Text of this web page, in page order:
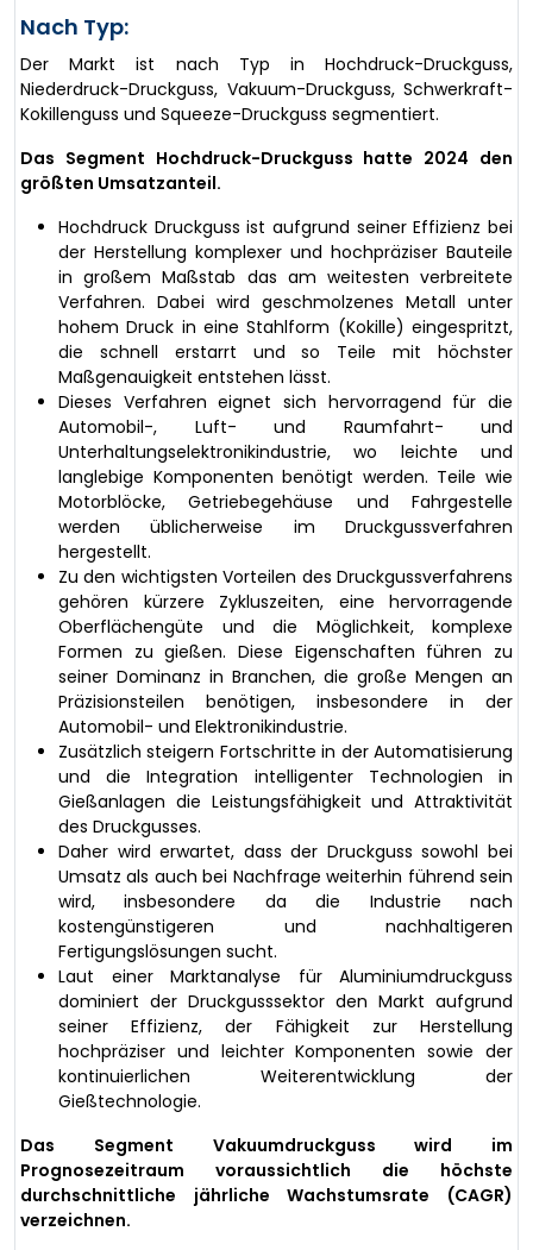
Nach Typ:
Der Markt ist nach Typ in Hochdruck-Druckguss,
Niederdruck-Druckguss, Vakuum-Druckguss, Schwerkraft-
Kokillenguss und Squeeze-Druckguss segmentiert.
Das Segment Hochdruck-Druckguss hatte 2024 den
größten Umsatzanteil.
Hochdruck Druckguss ist aufgrund seiner Effizienz bei
der Herstellung komplexer und hochpräziser Bauteile
in großem Maßstab das am weitesten verbreitete
Verfahren. Dabei wird geschmolzenes Metall unter
hohem Druck in eine Stahlform (Kokille) eingespritzt,
die schnell erstarrt und so Teile mit höchster
Maßgenauigkeit entstehen lässt.
Dieses Verfahren eignet sich hervorragend für die
Automobil-, Luft- und Raumfahrt- und
Unterhaltungselektronikindustrie, wo leichte und
langlebige Komponenten benötigt werden. Teile wie
Motorblöcke, Getriebegehäuse und Fahrgestelle
werden üblicherweise im Druckgussverfahren
hergestellt.
Zu den wichtigsten Vorteilen des Druckgussverfahrens
gehören kürzere Zykluszeiten, eine hervorragende
Oberflächengüte und die Möglichkeit, komplexe
Formen zu gießen. Diese Eigenschaften führen zu
seiner Dominanz in Branchen, die große Mengen an
Präzisionsteilen benötigen, insbesondere in der
Automobil- und Elektronikindustrie.
Zusätzlich steigern Fortschritte in der Automatisierung
und die Integration intelligenter Technologien in
Gießanlagen die Leistungsfähigkeit und Attraktivität
des Druckgusses.
Daher wird erwartet, dass der Druckguss sowohl bei
Umsatz als auch bei Nachfrage weiterhin führend sein
wird, insbesondere da die Industrie nach
kostengünstigeren und nachhaltigeren
Fertigungslösungen sucht.
Laut einer Marktanalyse für Aluminiumdruckguss
dominiert der Druckgusssektor den Markt aufgrund
seiner Effizienz, der Fähigkeit zur Herstellung
hochpräziser und leichter Komponenten sowie der
kontinuierlichen Weiterentwicklung der
Gießtechnologie.
Das Segment Vakuumdruckguss wird im
Prognosezeitraum voraussichtlich die höchste
durchschnittliche jährliche Wachstumsrate (CAGR)
verzeichnen.